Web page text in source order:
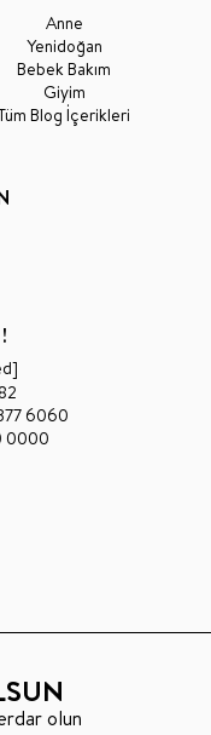
Anne
Yenidoğan
Bebek Bakım
Giyim
Blog İçerikleri
6060
0000
olun